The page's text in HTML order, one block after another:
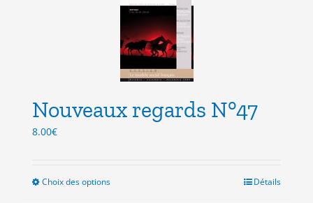
Les
options
peuvent
être
choisies
sur
page
Nouveaux regards N°47
8.00€
Choix des optionsCe
Détails